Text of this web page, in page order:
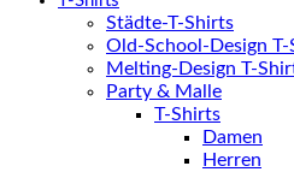
Städte-T-Shirts
Old-School-Design T-
Melting-Design T-
Party & Malle
T-Shirts
Damen
Herren